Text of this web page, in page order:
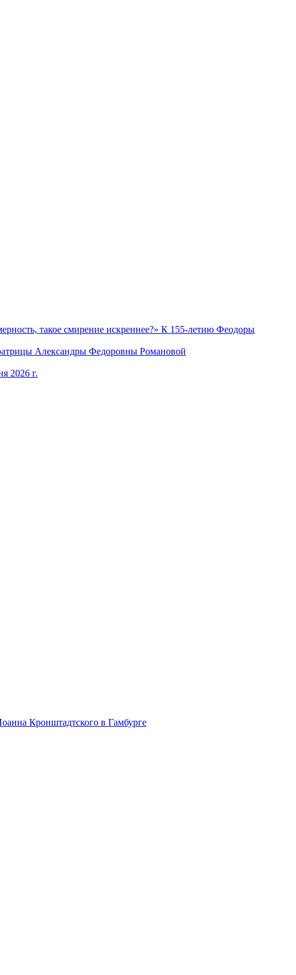
такое смирение искреннее?» К 155-летию Феодоры
Александры Федоровны Романовой
2026 г.
Кронштадтского в Гамбурге